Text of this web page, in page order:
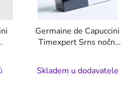
Germaine de Capuccini
Timexpert Srns noční
+ denní krém pro
intenzivní obnovu pleti
Skladem u dodavatele